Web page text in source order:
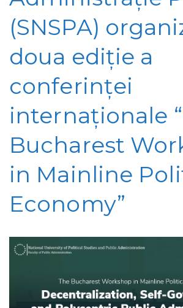
(SNSPA)
doua ediție a
conferinței
internaționale
Bucharest
in Mainline
Economy”